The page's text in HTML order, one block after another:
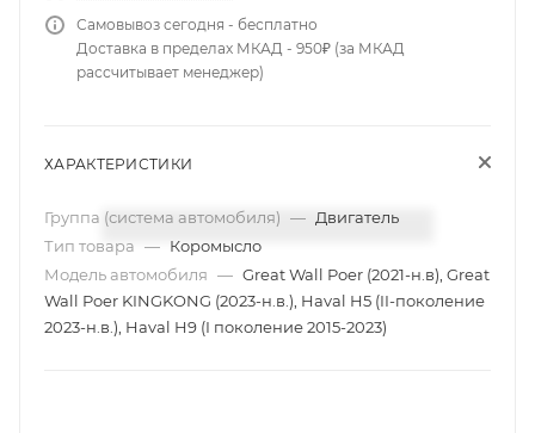
Самовывоз сегодня - бесплатно
Доставка в пределах МКАД - 950₽ (за МКАД
рассчитывает менеджер)
ХАРАКТЕРИСТИКИ
Группа (система автомобиля) — Двигатель
Тип товара — Коромысло
Модель автомобиля — Great Wall Poer (2021-н.в), Great
Wall Poer KINGKONG (2023-н.в.), Haval H5 (II-поколение
2023-н.в.), Haval H9 (I поколение 2015-2023)